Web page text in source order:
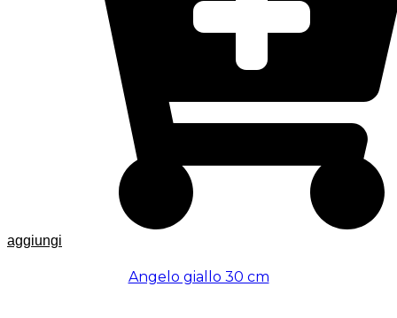
aggiungi
Angelo giallo 30 cm